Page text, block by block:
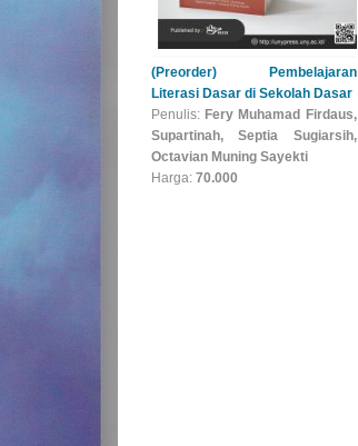
(Preorder) Pembelajaran
Literasi Dasar di Sekolah Dasar
Penulis: Fery Muhamad Firdaus,
Supartinah, Septia Sugiarsih,
Octavian Muning Sayekti
Harga: 70.000